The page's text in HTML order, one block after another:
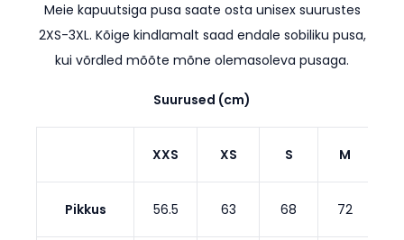
Meie kapuutsiga pusa saate osta unisex suurustes
2XS-3XL. Kõige kindlamalt saad endale sobiliku pusa,
kui võrdled mõõte mõne olemasoleva pusaga.
Suurused (cm)
XXS XS S M
Pikkus 56.5 63 68 72